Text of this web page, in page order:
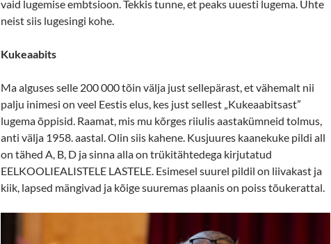
vaid lugemise embtsioon. Tekkis tunne, et peaks uuesti lugema. Ühte
neist siis lugesingi kohe.
Kukeaabits
Ma alguses selle 200 000 tõin välja just sellepärast, et vähemalt nii
palju inimesi on veel Eestis elus, kes just sellest „Kukeaabitsast”
lugema õppisid. Raamat, mis mu kõrges riiulis aastakümneid tolmus,
anti välja 1958. aastal. Olin siis kahene. Kusjuures kaanekuke pildi all
on tähed A, B, D ja sinna alla on trükitähtedega kirjutatud
EELKOOLIEALISTELE LASTELE. Esimesel suurel pildil on liivakast ja
kiik, lapsed mängivad ja kõige suuremas plaanis on poiss tõukerattal.